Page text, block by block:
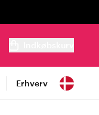
Erhverv